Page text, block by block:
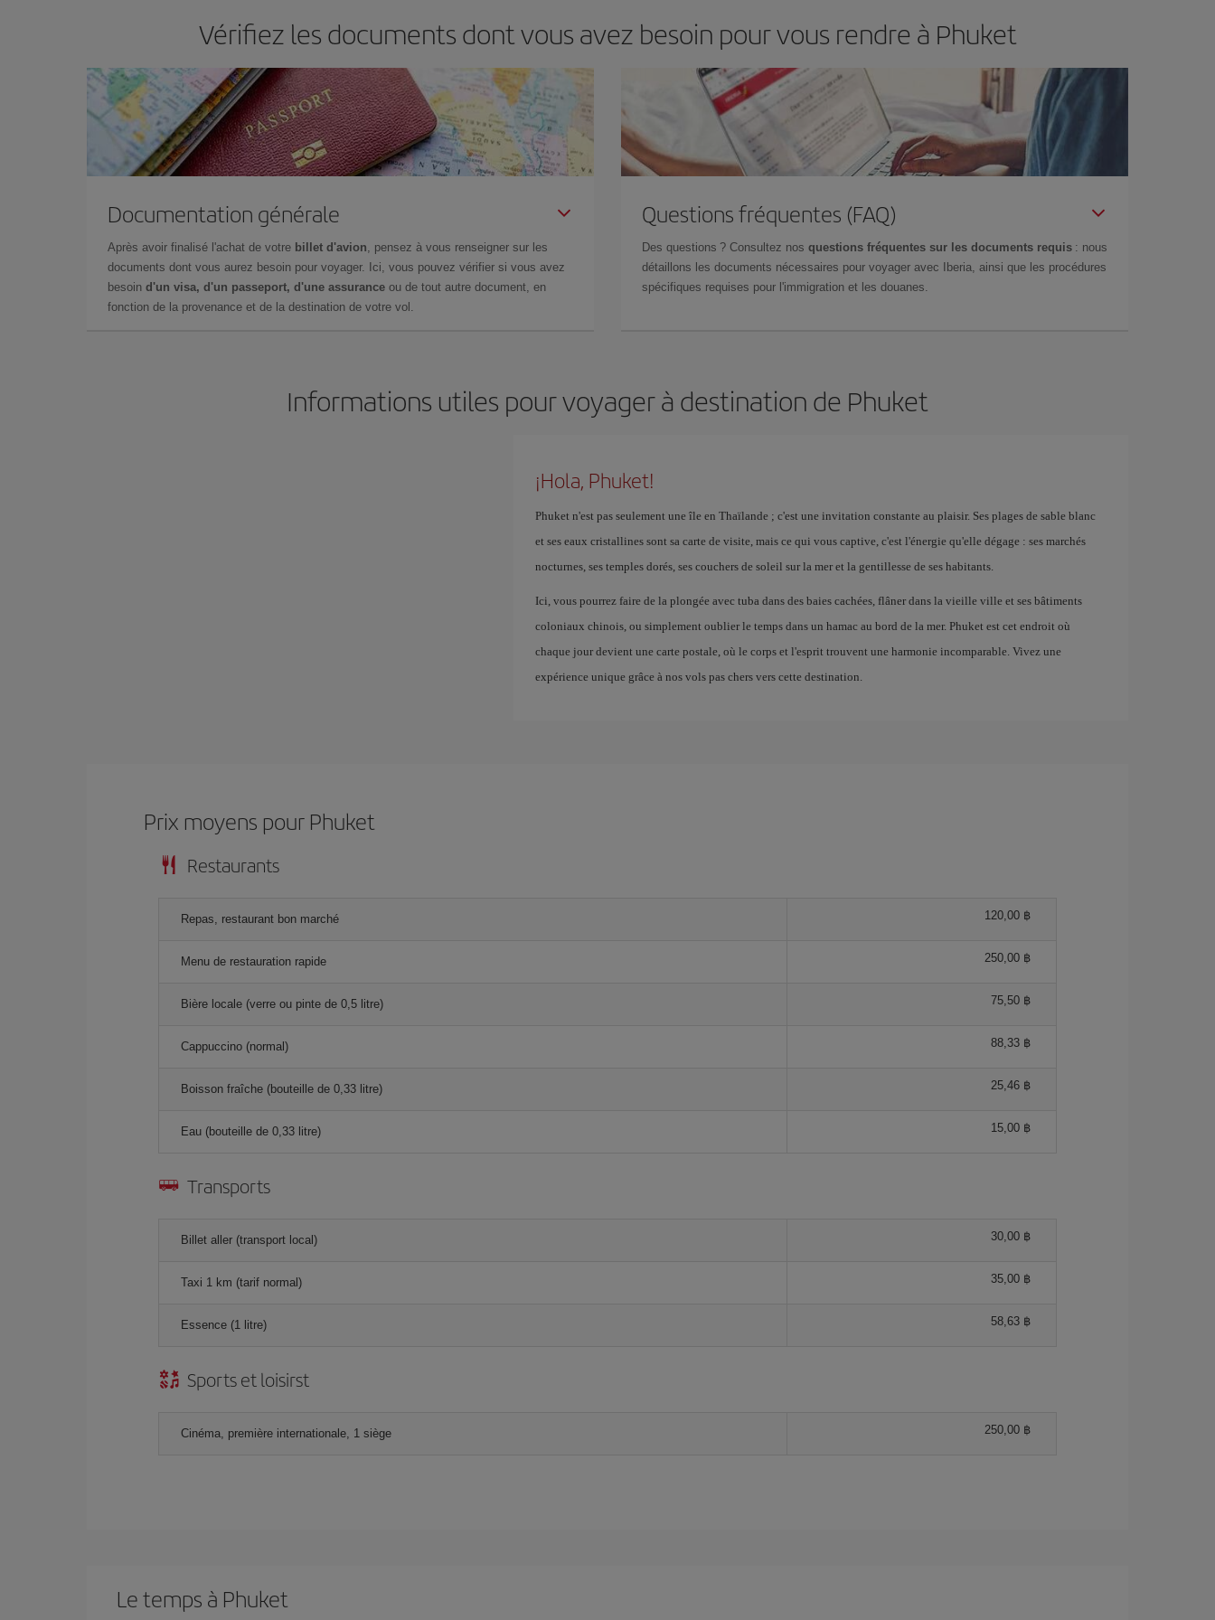
Vérifiez les documents dont vous avez besoin pour vous rendre à Phuket
Documentation générale
Après avoir finalisé l'achat de votre billet d'avion , pensez à vous renseigner sur les
documents dont vous aurez besoin pour voyager. Ici, vous pouvez vérifier si vous avez
besoin d'un visa, d'un passeport, d'une assurance ou de tout autre document, en
fonction de la provenance et de la destination de votre vol.
Questions fréquentes (FAQ)
Des questions ? Consultez nos questions fréquentes sur les documents requis : nous
détaillons les documents nécessaires pour voyager avec Iberia, ainsi que les procédures
spécifiques requises pour l'immigration et les douanes.
Informations utiles pour voyager à destination de Phuket
¡Hola, Phuket!
Phuket n'est pas seulement une île en Thaïlande ; c'est une invitation constante au plaisir. Ses plages de sable blanc
et ses eaux cristallines sont sa carte de visite, mais ce qui vous captive, c'est l'énergie qu'elle dégage : ses marchés
nocturnes, ses temples dorés, ses couchers de soleil sur la mer et la gentillesse de ses habitants.
Ici, vous pourrez faire de la plongée avec tuba dans des baies cachées, flâner dans la vieille ville et ses bâtiments
coloniaux chinois, ou simplement oublier le temps dans un hamac au bord de la mer. Phuket est cet endroit où
chaque jour devient une carte postale, où le corps et l'esprit trouvent une harmonie incomparable. Vivez une
expérience unique grâce à nos vols pas chers vers cette destination.
Prix ​​moyens pour Phuket
Restaurants
Repas, restaurant bon marché 120,00 ฿
Menu de restauration rapide 250,00 ฿
Bière locale (verre ou pinte de 0,5 litre) 75,50 ฿
Cappuccino (normal) 88,33 ฿
Boisson fraîche (bouteille de 0,33 litre) 25,46 ฿
Eau (bouteille de 0,33 litre) 15,00 ฿
Transports
Billet aller (transport local) 30,00 ฿
Taxi 1 km (tarif normal) 35,00 ฿
Essence (1 litre) 58,63 ฿
Sports et loisirst
Cinéma, première internationale, 1 siège 250,00 ฿
Le temps à Phuket